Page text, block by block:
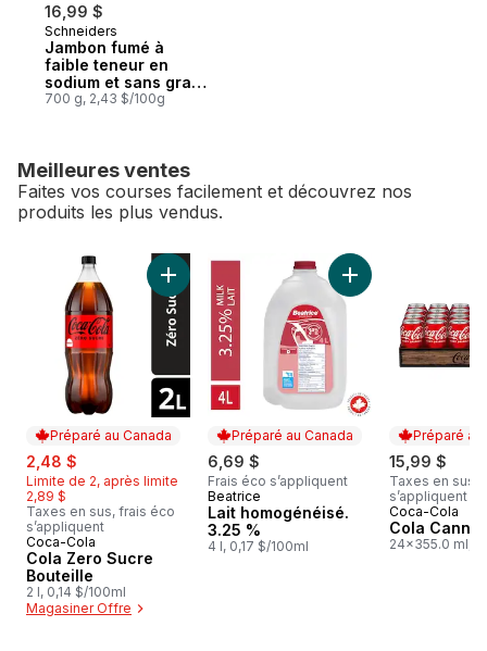
16,99 $
Préparé au Canada
Schneiders
Jambon fumé à
faible teneur en
sodium et sans gras
à 97 %
700 g, 2,43 $/100g
Meilleures ventes
Faites vos courses facilement et découvrez nos
produits les plus vendus.
sauter Meilleures ventes
Préparé au Canada
sale:
2,48 $
Limite de 2, après limite
2,89 $
Taxes en sus, frais éco
s’appliquent
Préparé au Canada
Coca-Cola
Cola Zero Sucre
Bouteille
2 l, 0,14 $/100ml
Magasiner Offre
Ajouter Cola Zero Sucre Bouteille au panier
Préparé au Canada
6,69 $
Frais éco s’appliquent
Préparé au Canada
Beatrice
Lait homogénéisé.
3.25 %
4 l, 0,17 $/100ml
Ajouter Lait
Préparé au
15,99 $
Taxes en sus,
s’appliquent
Préparé au
Coca-Cola
Cola
24x355.0 ml,